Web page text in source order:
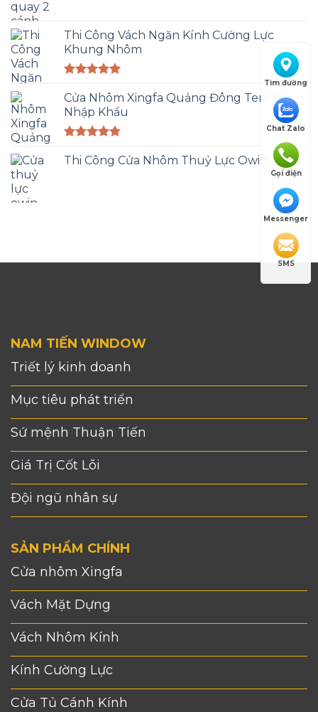
Thi Công Vách Ngăn Kính Cường Lực
Khung Nhôm
hạng5.00
5 sao
Cửa Nhôm Xingfa Quảng Đông Tem Đỏ
Nhập Khẩu
hạng4.83
Thi Công Cửa Nhôm Thuỷ Lực Owin
NAM TIẾN WINDOW
Triết lý kinh doanh
Mục tiêu phát triển
Sứ mệnh Thuận Tiến
Giá Trị Cốt Lõi
Đội ngũ nhân sự
SẢN PHẨM CHÍNH
Cửa nhôm Xingfa
Vách Mặt Dựng
Vách Nhôm Kính
Kính Cường Lực
Cửa Tủ Cánh Kính
Tìm đường
Chat Zalo
Gọi điện
Messenger
SMS